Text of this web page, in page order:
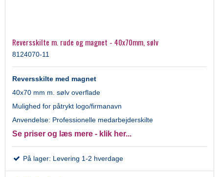
Reversskilte m. rude og magnet - 40x70mm, sølv
8124070-11
Reversskilte med magnet
40x70 mm m. sølv overflade
Mulighed for påtrykt logo/firmanavn
Anvendelse: Professionelle medarbejderskilte
Se priser og læs mere - klik her...
På lager: Levering 1-2 hverdage